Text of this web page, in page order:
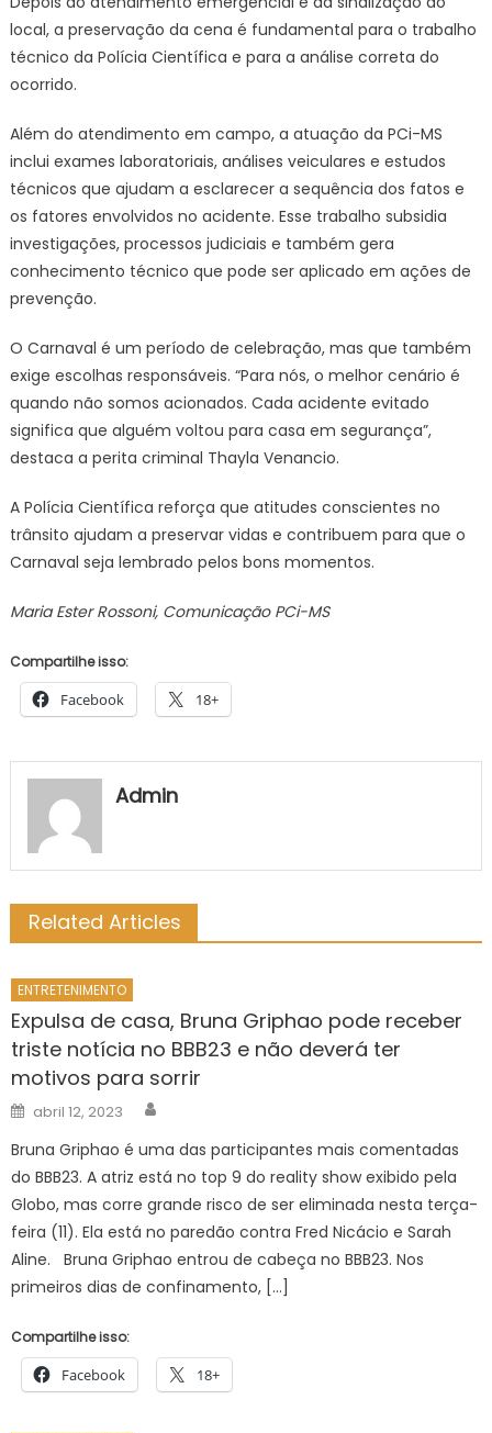
local, a preservação da cena é fundamental para o trabalho
técnico da Polícia Científica e para a análise correta do
ocorrido.
Além do atendimento em campo, a atuação da PCi-MS
inclui exames laboratoriais, análises veiculares e estudos
técnicos que ajudam a esclarecer a sequência dos fatos e
os fatores envolvidos no acidente. Esse trabalho subsidia
investigações, processos judiciais e também gera
conhecimento técnico que pode ser aplicado em ações de
prevenção.
O Carnaval é um período de celebração, mas que também
exige escolhas responsáveis. “Para nós, o melhor cenário é
quando não somos acionados. Cada acidente evitado
significa que alguém voltou para casa em segurança”,
destaca a perita criminal Thayla Venancio.
A Polícia Científica reforça que atitudes conscientes no
trânsito ajudam a preservar vidas e contribuem para que o
Carnaval seja lembrado pelos bons momentos.
Maria Ester Rossoni, Comunicação PCi-MS
Compartilhe isso:
Facebook 18+
Admin
Related Articles
ENTRETENIMENTO
Expulsa de casa, Bruna Griphao pode receber
triste notícia no BBB23 e não deverá ter
motivos para sorrir
Posted
on
abril 12, 2023
Bruna Griphao é uma das participantes mais comentadas
do BBB23. A atriz está no top 9 do reality show exibido pela
Globo, mas corre grande risco de ser eliminada nesta terça-
feira (11). Ela está no paredão contra Fred Nicácio e Sarah
Aline. Bruna Griphao entrou de cabeça no BBB23. Nos
primeiros dias de confinamento, […]
Compartilhe isso:
Facebook 18+